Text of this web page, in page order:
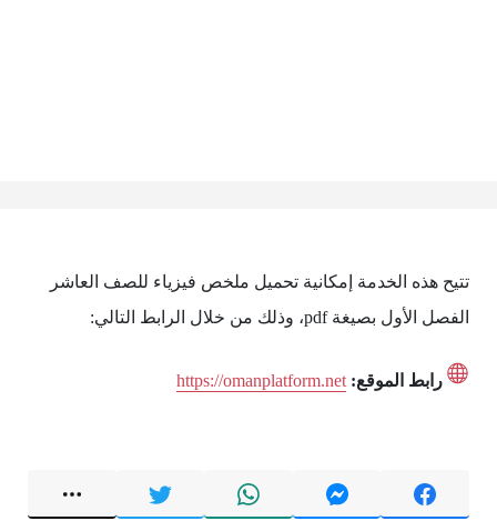
تتيح هذه الخدمة إمكانية تحميل ملخص فيزياء للصف العاشر
الفصل الأول بصيغة pdf، وذلك من خلال الرابط التالي:
رابط الموقع: https://omanplatform.net